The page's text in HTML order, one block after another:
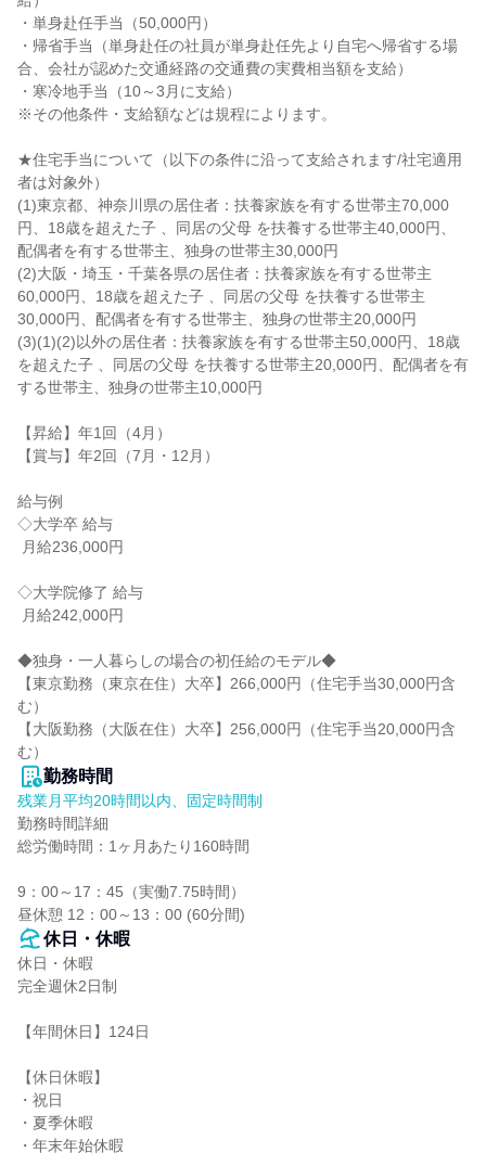
・単身赴任手当（50,000円）
・帰省手当（単身赴任の社員が単身赴任先より自宅へ帰省する場
合、会社が認めた交通経路の交通費の実費相当額を支給）
・寒冷地手当（10～3月に支給）
※その他条件・支給額などは規程によります。
★住宅手当について（以下の条件に沿って支給されます/社宅適用
者は対象外）
(1)東京都、神奈川県の居住者：扶養家族を有する世帯主70,000
円、18歳を超えた子 、同居の父母 を扶養する世帯主40,000円、
配偶者を有する世帯主、独身の世帯主30,000円
(2)大阪・埼玉・千葉各県の居住者：扶養家族を有する世帯主
60,000円、18歳を超えた子 、同居の父母 を扶養する世帯主
30,000円、配偶者を有する世帯主、独身の世帯主20,000円
(3)(1)(2)以外の居住者：扶養家族を有する世帯主50,000円、18歳
を超えた子 、同居の父母 を扶養する世帯主20,000円、配偶者を有
する世帯主、独身の世帯主10,000円
【昇給】年1回（4月）
【賞与】年2回（7月・12月）
給与例
◇大学卒 給与
◇大学院修了 給与
◆独身・一人暮らしの場合の初任給のモデル◆
【東京勤務（東京在住）大卒】266,000円（住宅手当30,000円含
む）
【大阪勤務（大阪在住）大卒】256,000円（住宅手当20,000円含
む）
勤務時間
残業月平均20時間以内、固定時間制
勤務時間詳細
総労働時間：1ヶ月あたり160時間
9：00～17：45（実働7.75時間）
昼休憩 12：00～13：00 (60分間)
休日・休暇
休日・休暇
完全週休2日制
【年間休日】124日
【休日休暇】
・祝日
・夏季休暇
・年末年始休暇